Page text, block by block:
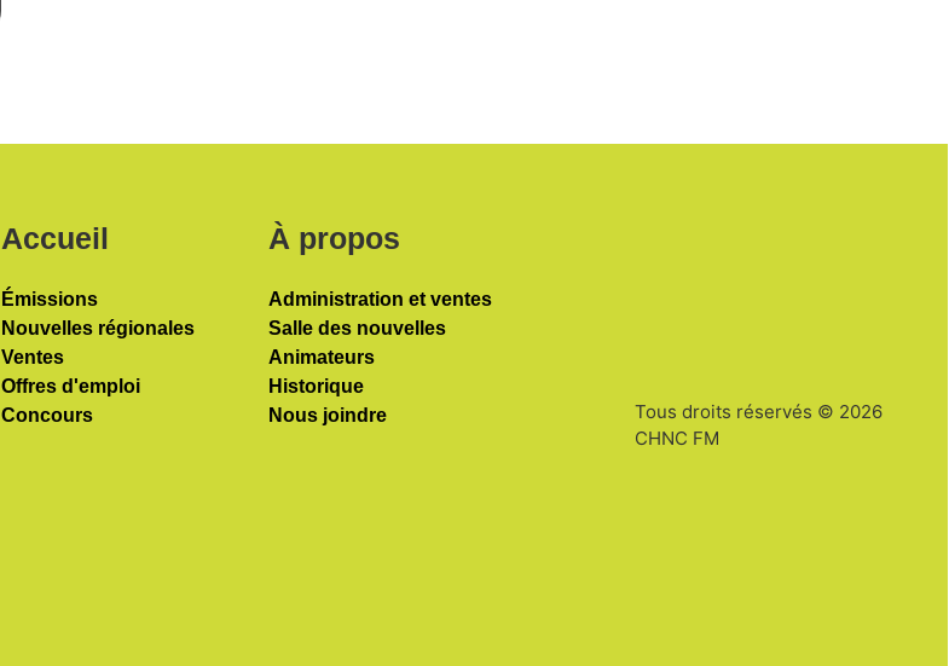
Accueil
Émissions
Nouvelles régionales
Ventes
Offres d'emploi
Concours
À propos
Administration et ventes
Salle des nouvelles
Animateurs
Historique
Nous joindre
Tous droits réservés © 2026
CHNC FM